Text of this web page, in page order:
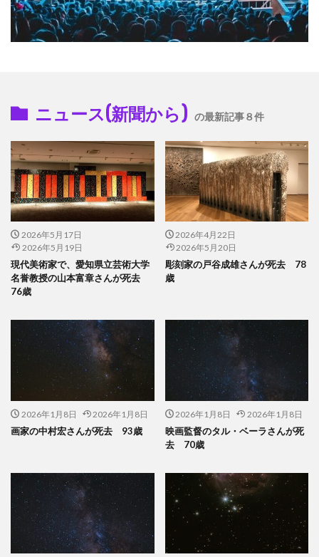
ニュース(新聞から) の最新記事８件
2026年5月17日
2026年5月19日
現代美術家で、愛知県立芸術大学
名誉教授の山本富章さんが死去
76歳
2026年4月22日
2026年5月20日
彫刻家の戸谷成雄さんが死去 78
歳
2026年1月8日 2026年1月8日
画家の中村宏さんが死去 93歳
2026年1月8日 2026年1月8日
映画監督のタル・ベーラさんが死
去 70歳